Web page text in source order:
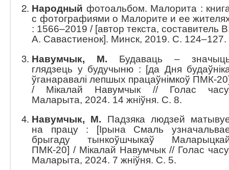
Народный фотоальбом. Малорита :
с фотографиями о Малорите и ее
: 1566–2019 / [автор текста, составитель
А. Савастиенок]. Минск, 2019. С. 124–127.
Навумчык, М. Будаваць –
глядзець у будучыню : [да Дня
ўганаравалі лепшых працаўнімкоў ПМК-
/ Мікалай Навумчык // Голас
Маларыта, 2024. 14 жніўня. С. 8.
Навумчык, М. Падзяка людзей
на працу : [Ірына Смаль
брыгаду тынкоўшчыкаў
ПМК-20] / Мікалай Навумчык // Голас
Маларыта, 2024. 7 жніўня. С. 5.